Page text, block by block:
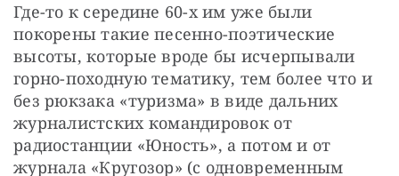
Где-то к середине 60-х им уже были
покорены такие песенно-поэтические
высоты, которые вроде бы исчерпывали
горно-походную тематику, тем более что и
без рюкзака «туризма» в виде дальних
журналистских командировок от
радиостанции «Юность», а потом и от
журнала «Кругозор» (с одновременным